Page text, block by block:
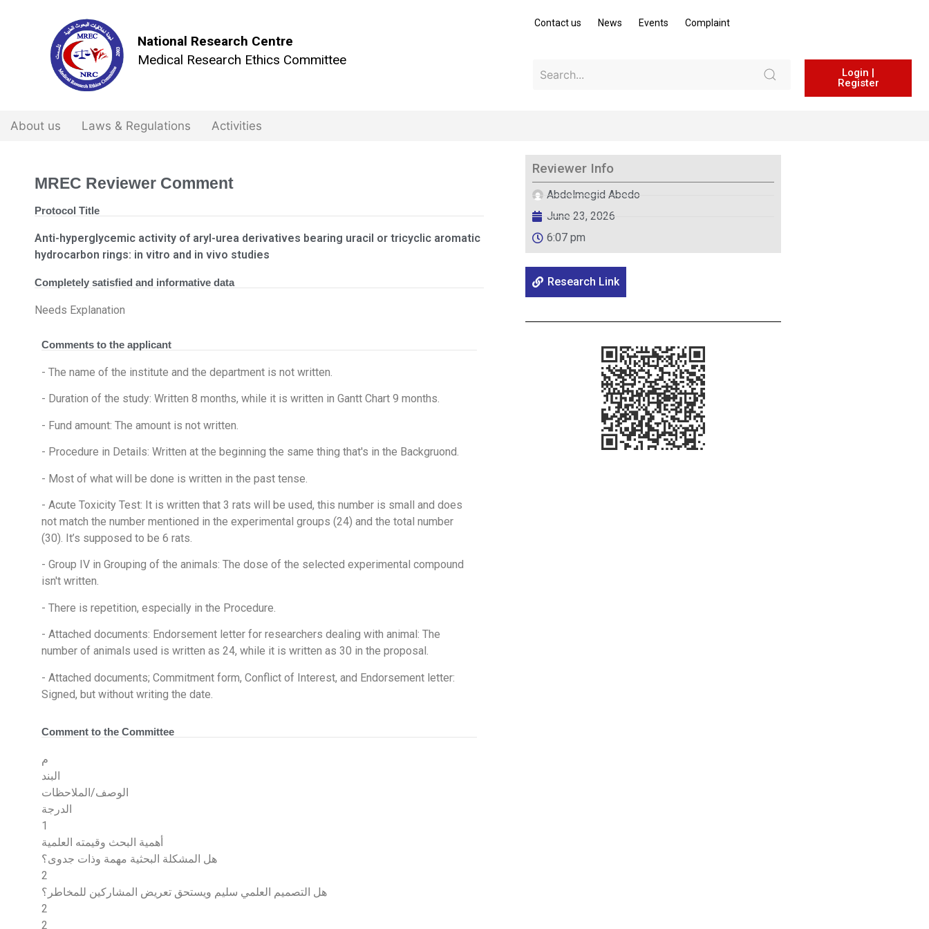
National Research Centre
Medical Research Ethics Committee
Contact us News Events Complaint
Login |
Register
About us Laws & Regulations Activities
MREC Reviewer Comment
Protocol Title
Anti-hyperglycemic activity of aryl-urea derivatives bearing uracil or tricyclic aromatic
hydrocarbon rings: in vitro and in vivo studies
Completely satisfied and informative data
Needs Explanation
Comments to the applicant
- The name of the institute and the department is not written.
- Duration of the study: Written 8 months, while it is written in Gantt Chart 9 months.
- Fund amount: The amount is not written.
- Procedure in Details: Written at the beginning the same thing that's in the Backgruond.
- Most of what will be done is written in the past tense.
- Acute Toxicity Test: It is written that 3 rats will be used, this number is small and does
not match the number mentioned in the experimental groups (24) and the total number
(30). It’s supposed to be 6 rats.
- Group IV in Grouping of the animals: The dose of the selected experimental compound
isn't written.
- There is repetition, especially in the Procedure.
- Attached documents: Endorsement letter for researchers dealing with animal: The
number of animals used is written as 24, while it is written as 30 in the proposal.
- Attached documents; Commitment form, Conflict of Interest, and Endorsement letter:
Signed, but without writing the date.
Comment to the Committee
م
البند
الوصف/الملاحظات
الدرجة
1
أهمية البحث وقيمته العلمية
هل المشكلة البحثية مهمة وذات جدوى؟
2
هل التصميم العلمي سليم ويستحق تعريض المشاركين للمخاطر؟
2
2
Reviewer Info
Abdelmegid Abedo
June 23, 2026
6:07 pm
Research Link